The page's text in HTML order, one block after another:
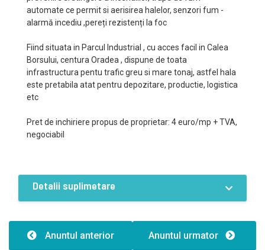
automate ce permit si aerisirea halelor, senzori fum -
alarmă incediu ,pereți rezistenți la foc
Fiind situata in Parcul Industrial , cu acces facil in Calea
Borsului, centura Oradea , dispune de toata
infrastructura pentu trafic greu si mare tonaj, astfel hala
este pretabila atat pentru depozitare, productie, logistica
etc
Pret de inchiriere propus de proprietar: 4 euro/mp + TVA,
negociabil
Detalii suplimetare
Inaltime:7.50
Anuntul anterior Anuntul urmator